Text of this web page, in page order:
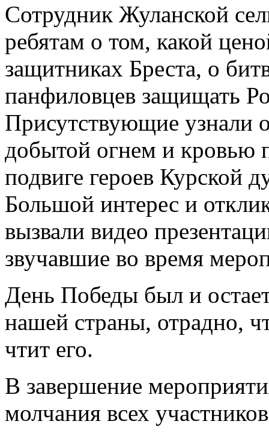
Сотрудник Жуланской
ребятам о том, какой
защитниках Бреста, о
панфиловцев защищать
Присутствующие узнали
добытой огнем и кровью
подвиге героев Курской
Большой интерес и
вызвали видео
звучавшие во время
День Победы был и
нашей страны, отрадно,
чтит его.
В завершение
молчания всех